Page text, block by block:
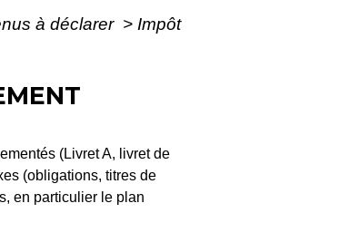
à déclarer > Impôt
(Livret A, livret de
(obligations, titres de
en particulier le plan